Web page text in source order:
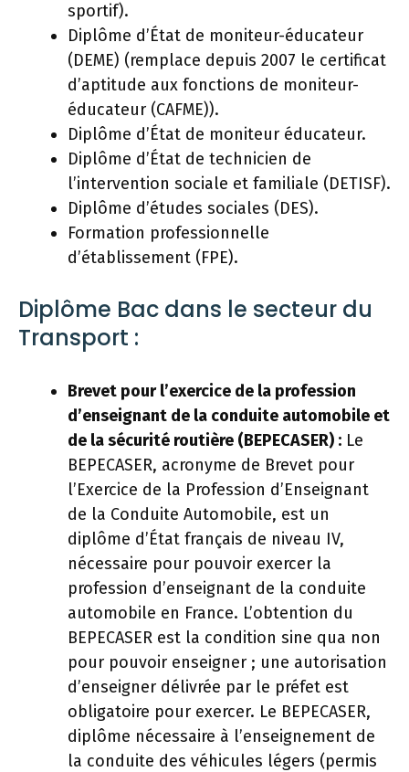
sportif).
Diplôme d’État de moniteur-éducateur
(DEME) (remplace depuis 2007 le certificat
d’aptitude aux fonctions de moniteur-
éducateur (CAFME)).
Diplôme d’État de moniteur éducateur.
Diplôme d’État de technicien de
l’intervention sociale et familiale (DETISF).
Diplôme d’études sociales (DES).
Formation professionnelle
d’établissement (FPE).
Diplôme Bac dans le secteur du
Transport :
Brevet pour l’exercice de la profession
d’enseignant de la conduite automobile et
de la sécurité routière (BEPECASER) : Le
BEPECASER, acronyme de Brevet pour
l’Exercice de la Profession d’Enseignant
de la Conduite Automobile, est un
diplôme d’État français de niveau IV,
nécessaire pour pouvoir exercer la
profession d’enseignant de la conduite
automobile en France. L’obtention du
BEPECASER est la condition sine qua non
pour pouvoir enseigner ; une autorisation
d’enseigner délivrée par le préfet est
obligatoire pour exercer. Le BEPECASER,
diplôme nécessaire à l’enseignement de
la conduite des véhicules légers (permis